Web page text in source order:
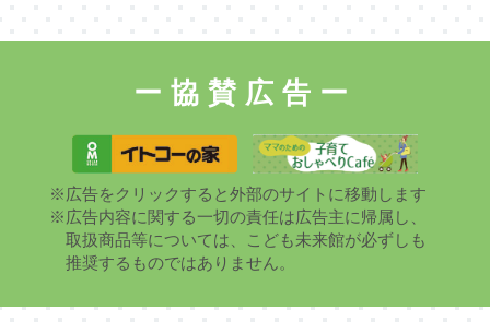
ー協賛広告ー
※広告をクリックすると外部のサイトに移動します
※広告内容に関する一切の責任は広告主に帰属し、
取扱商品等については、こども未来館が必ずしも
推奨するものではありません。